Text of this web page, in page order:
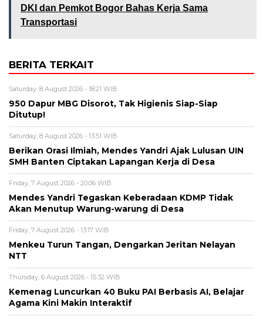
DKI dan Pemkot Bogor Bahas Kerja Sama
Transportasi
BERITA TERKAIT
Saturday, 8 August 2026 - 18:21 WIB
950 Dapur MBG Disorot, Tak Higienis Siap-Siap
Ditutup!
Saturday, 8 August 2026 - 13:51 WIB
Berikan Orasi Ilmiah, Mendes Yandri Ajak Lulusan UIN
SMH Banten Ciptakan Lapangan Kerja di Desa
Friday, 7 August 2026 - 20:06 WIB
Mendes Yandri Tegaskan Keberadaan KDMP Tidak
Akan Menutup Warung-warung di Desa
Friday, 7 August 2026 - 13:17 WIB
Menkeu Turun Tangan, Dengarkan Jeritan Nelayan
NTT
Thursday, 6 August 2026 - 15:32 WIB
Kemenag Luncurkan 40 Buku PAI Berbasis AI, Belajar
Agama Kini Makin Interaktif